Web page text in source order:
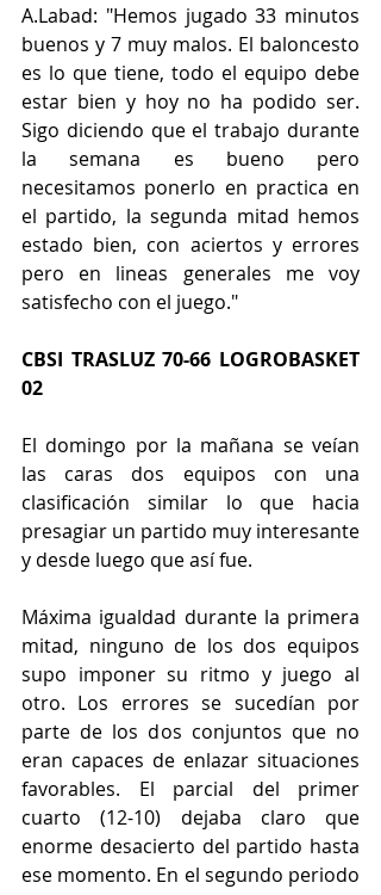
A.Labad: "Hemos jugado 33 minutos
buenos y 7 muy malos. El baloncesto
es lo que tiene, todo el equipo debe
estar bien y hoy no ha podido ser.
Sigo diciendo que el trabajo durante
la semana es bueno pero
necesitamos ponerlo en practica en
el partido, la segunda mitad hemos
estado bien, con aciertos y errores
pero en lineas generales me voy
satisfecho con el juego."
CBSI TRASLUZ 70-66 LOGROBASKET
02
El domingo por la mañana se veían
las caras dos equipos con una
clasificación similar lo que hacia
presagiar un partido muy interesante
y desde luego que así fue.
Máxima igualdad durante la primera
mitad, ninguno de los dos equipos
supo imponer su ritmo y juego al
otro. Los errores se sucedían por
parte de los dos conjuntos que no
eran capaces de enlazar situaciones
favorables. El parcial del primer
cuarto (12-10) dejaba claro que
enorme desacierto del partido hasta
ese momento. En el segundo periodo